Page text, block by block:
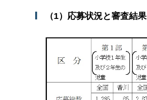
（1）応募状況と審査結果